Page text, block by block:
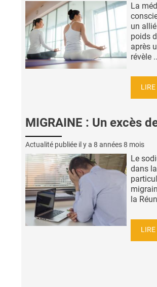
La
un
poids
après
révèle
MIGRAINE : Un excès
Actualité publiée il y a 8 années 8 mois
Le
dans
la